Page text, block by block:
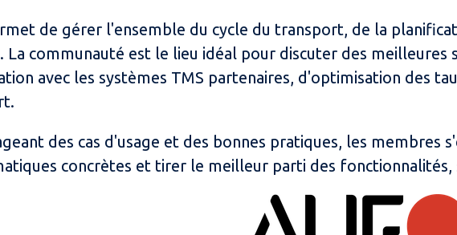
de gérer l'ensemble du cycle du transport, de la
La communauté est le lieu idéal pour discuter des meilleures
avec les systèmes TMS partenaires, d'optimisation des
des cas d'usage et des bonnes pratiques, les membres
concrètes et tirer le meilleur parti des fonctionnalités,